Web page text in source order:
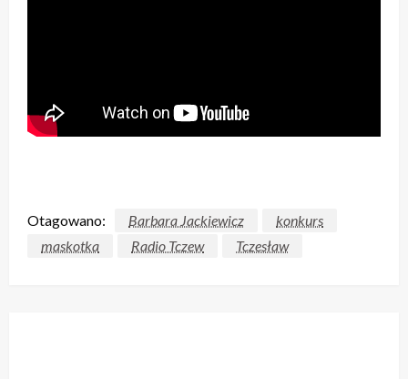
Otagowano: Barbara Jackiewicz
konkurs
maskotka
Radio Tczew Tczesław